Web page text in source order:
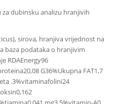
dubinsku analizu hranjivih
sirova, hranjiva vrijednost na
baza podataka o hranjivim
RDAEnergy96
G36%Ukupna FAT1,7
.3%vitaminafolini24